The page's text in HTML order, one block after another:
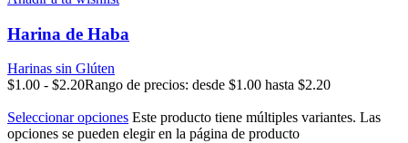
Harina de Haba
Harinas sin Glúten
$1.00 - $2.20Rango de precios: desde $1.00 hasta $2.20
Seleccionar opciones Este producto tiene múltiples variantes. Las
opciones se pueden elegir en la página de producto